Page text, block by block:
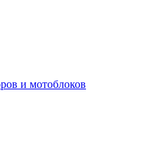
и мотоблоков